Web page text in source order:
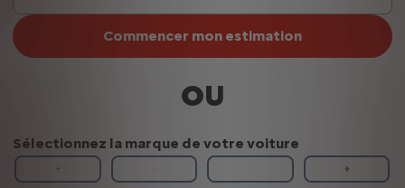
Commencer mon estimation
OU
Sélectionnez la marque de votre voiture